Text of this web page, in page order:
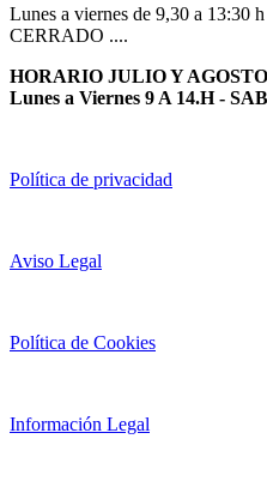
Lunes a viernes de 9,30 a 13:30
CERRADO ....
HORARIO JULIO Y AGOSTO
Lunes a Viernes 9 A 14.H -
Política de privacidad
Aviso Legal
Política de Cookies
Información Legal